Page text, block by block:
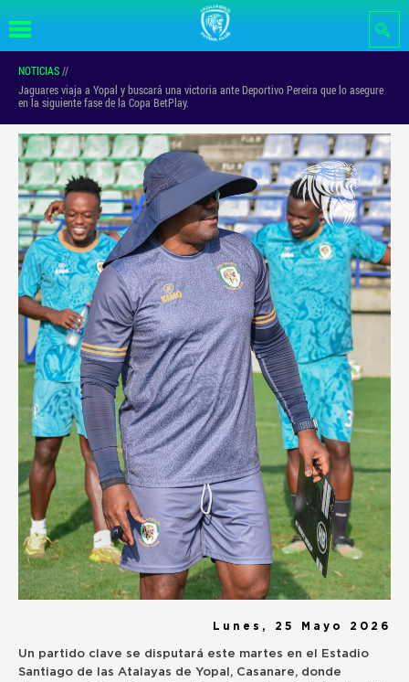
Pasar al
NOTICIAS//
Jaguares viaja a Yopal y buscará una victoria ante Deportivo Pereira que lo asegure
en la siguiente fase de la Copa BetPlay.
Lunes, 25 Mayo 2026
Un partido clave se disputará este martes en el Estadio
Santiago de las Atalayas de Yopal, Casanare, donde